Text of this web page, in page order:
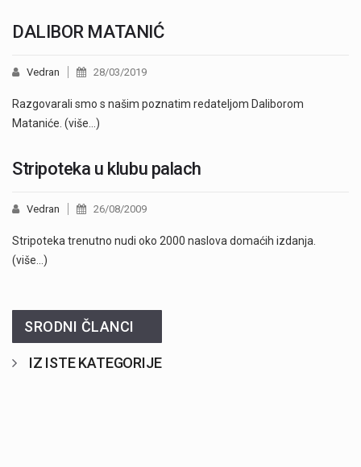
DALIBOR MATANIĆ
Vedran 28/03/2019
Razgovarali smo s našim poznatim redateljom Daliborom
Mataniće. (više…)
Stripoteka u klubu palach
Vedran 26/08/2009
Stripoteka trenutno nudi oko 2000 naslova domaćih izdanja.
(više…)
SRODNI ČLANCI
IZ ISTE KATEGORIJE